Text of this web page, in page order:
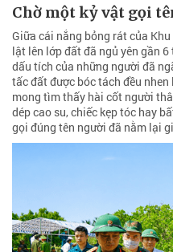
Chờ một kỷ vật gọi
Giữa cái nắng bỏng rát của
lật lên lớp đất đã ngủ yên gần
dấu tích của những người đã
tấc đất được bóc tách đều
mong tìm thấy hài cốt người
dép cao su, chiếc kẹp tóc hay
gọi đúng tên người đã nằm lại